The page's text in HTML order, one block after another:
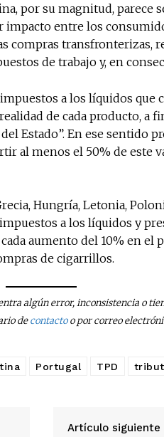
por su magnitud, parece
impacto entre los
compras transfronterizas,
de trabajo y, en
a los líquidos
de cada producto, a
Estado”. En ese sentido
al menos el 50% de este
Hungría, Letonia,
a los líquidos y
aumento del 10% en el
de cigarrillos.
algún error, inconsistencia o
decontactoo por correo
Portugal TPD
Artículo siguiente